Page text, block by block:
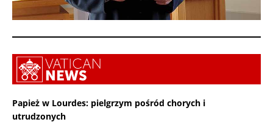
Papież w Lourdes: pielgrzym pośród chorych i
utrudzonych